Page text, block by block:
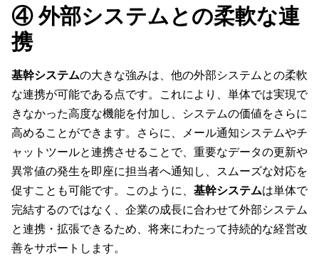
④ 外部システムとの柔軟な連
携
基幹システムの大きな強みは、他の外部システムとの柔軟
な連携が可能である点です。これにより、単体では実現で
きなかった高度な機能を付加し、システムの価値をさらに
高めることができます。さらに、メール通知システムやチ
ャットツールと連携させることで、重要なデータの更新や
異常値の発生を即座に担当者へ通知し、スムーズな対応を
促すことも可能です。このように、 基幹システムは単体で
完結するのではなく、企業の成長に合わせて外部システム
と連携・拡張できるため、将来にわたって持続的な経営改
善をサポートします。